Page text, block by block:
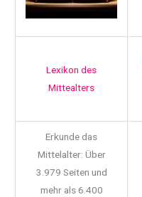
Lexikon des
Mittealters
Erkunde das
Mittelalter: Über
3.979 Seiten und
mehr als 6.400